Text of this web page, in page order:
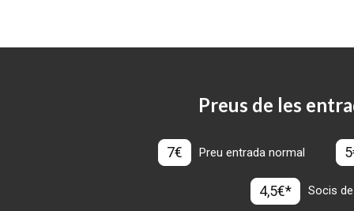
Preus de les
7€ Preu entrada normal
4,5€* Socis